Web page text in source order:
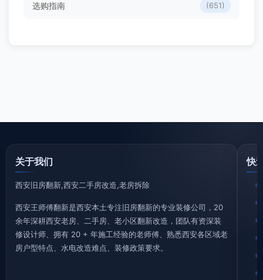
选购指南 (651)
关于我们
西安旧房翻新,西安二手房改造,老房拆除
西安王师傅翻新是西安本土专注旧房翻新的专业装修公司，20
余年深耕西安老房、二手房、老小区翻新改造，团队有资深装
修设计师、拥有 20 + 年施工经验的老师傅、熟悉西安各区域老
房户型特点、水电改造难点、装修政策要求。
快